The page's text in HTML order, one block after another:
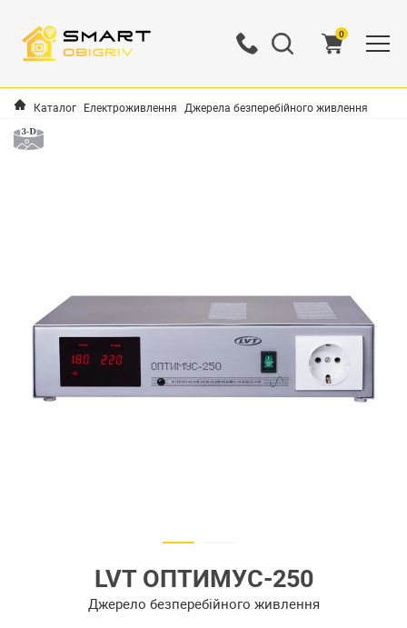
0
Каталог Електроживлення Джерела безперебійного живлення
LVT ОПТИМУС-250
Джерело безперебійного живлення